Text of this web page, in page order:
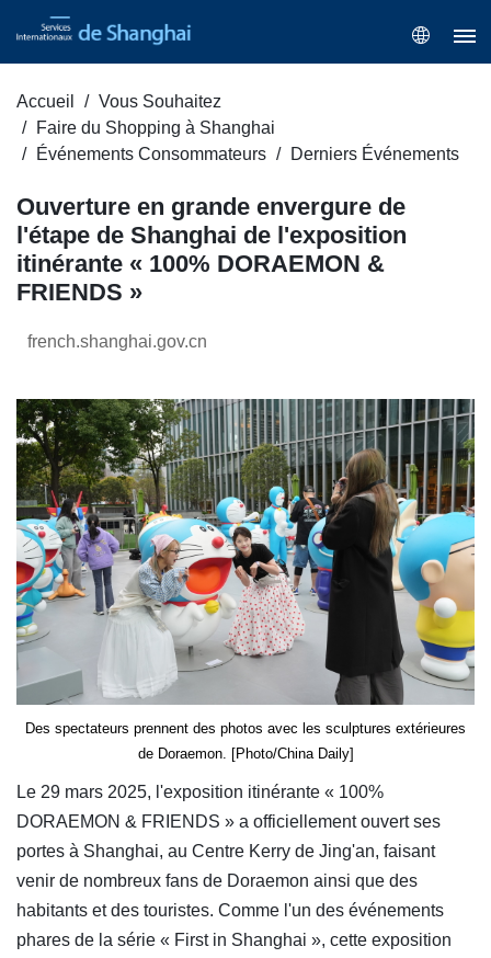
Accueil
Vous Souhaitez
Faire du Shopping à Shanghai
Événements Consommateurs
Derniers Événements
Ouverture en grande envergure de
l'étape de Shanghai de l'exposition
itinérante « 100% DORAEMON &
FRIENDS »
french.shanghai.gov.cn
Des spectateurs prennent des photos avec les sculptures extérieures
de Doraemon. [Photo/China Daily]
Le 29 mars 2025, l'exposition itinérante « 100%
DORAEMON & FRIENDS » a officiellement ouvert ses
portes à Shanghai, au Centre Kerry de Jing'an, faisant
venir de nombreux fans de Doraemon ainsi que des
habitants et des touristes. Comme l'un des événements
phares de la série « First in Shanghai », cette exposition